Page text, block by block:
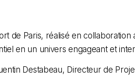
de Paris, réalisé en collaboration
en un univers engageant et
Destabeau, Directeur de